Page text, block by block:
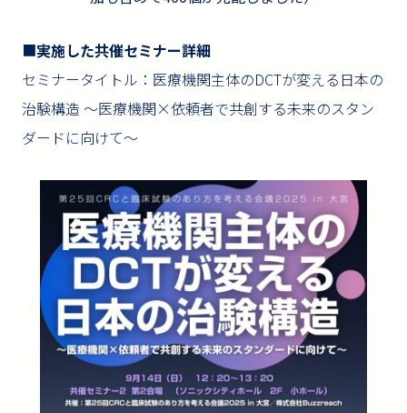
■実施した共催セミナー詳細
セミナータイトル：医療機関主体のDCTが変える日本の
治験構造 ～医療機関×依頼者で共創する未来のスタン
ダードに向けて～